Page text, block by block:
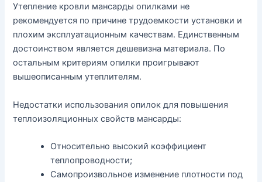
Утепление кровли мансарды опилками не
рекомендуется по причине трудоемкости установки и
плохим эксплуатационным качествам. Единственным
достоинством является дешевизна материала. По
остальным критериям опилки проигрывают
вышеописанным утеплителям.
Недостатки использования опилок для повышения
теплоизоляционных свойств мансарды:
Относительно высокий коэффициент
теплопроводности;
Самопроизвольное изменение плотности под